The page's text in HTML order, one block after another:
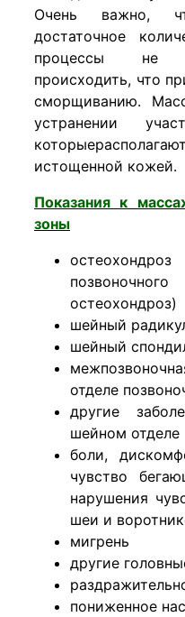
Очень важно,
достаточное
процессы не
происходить, что
сморщиванию.
устранении
истощенной кожей.
Показания к
зоны
остеохондроз)
шейный
шейный
отделе
другие
шейном отделе
боли,
чувство
нарушения
шеи и
мигрень
другие
пониженное